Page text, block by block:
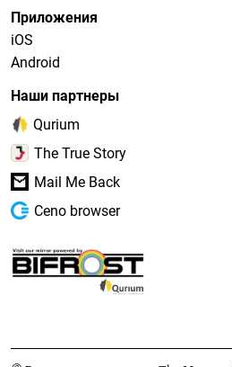
Приложения
iOS
Android
Наши партнеры
Qurium
The True Story
Mail Me Back
Ceno browser